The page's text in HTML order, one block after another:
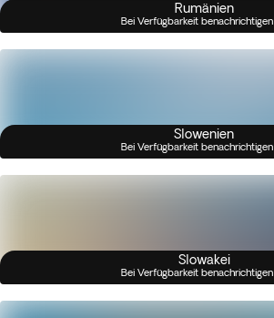
Rumänien
Bei Verfügbarkeit benachrichtigen
Slowenien
Bei Verfügbarkeit benachrichtigen
Slowakei
Bei Verfügbarkeit benachrichtigen